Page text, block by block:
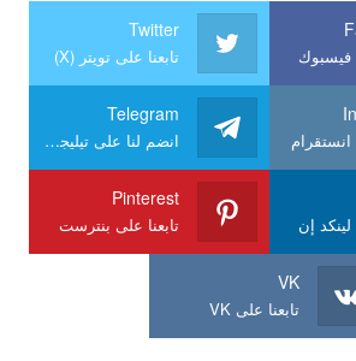
فيسبوك
Twitter
تابعنا على تويتر (X)
انستقرام
Telegram
انضم لنا على تيليجرام
لينكد إن
Pinterest
تابعنا على بنترست
VK
تابعنا على VK